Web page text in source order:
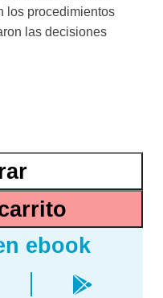
los procedimientos
las decisiones
los problemas de
del poder. En la
corrupción e
de ejercicio
como el que es
de una sociedad
democráticas